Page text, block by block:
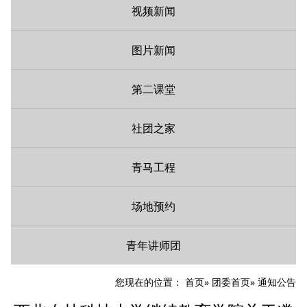
视频新闻
图片新闻
第二课堂
社团之家
青马工程
场地预约
青年讲师团
您现在的位置： 首页» 团委首页» 通知公告